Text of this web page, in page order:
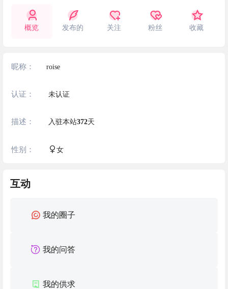
概览 发布的 关注 粉丝 收藏
昵称： roise
认证： 未认证
描述： 入驻本站372天
性别： 女
互动
我的圈子
我的问答
我的供求